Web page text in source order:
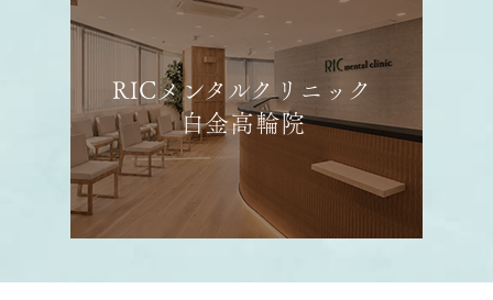
RICメンタルクリニック
白金高輪院